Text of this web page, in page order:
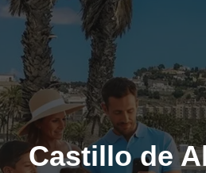
Castillo de